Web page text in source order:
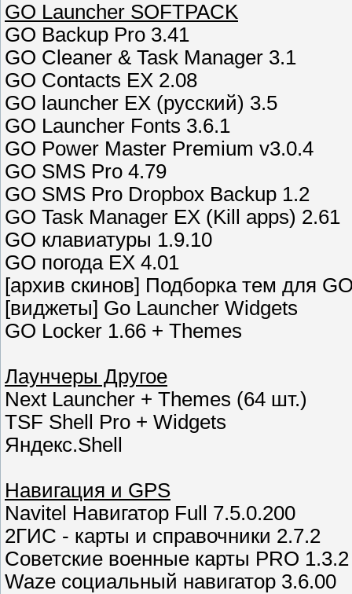
GO Launcher SOFTPACK
GO Backup Pro 3.41
GO Cleaner & Task Manager 3.1
GO Contacts EX 2.08
GO launcher EX (русский) 3.5
GO Launcher Fonts 3.6.1
GO Power Master Premium v3.0.4
GO SMS Pro 4.79
GO SMS Pro Dropbox Backup 1.2
GO Task Manager EX (Kill apps) 2.61
GO клавиатуры 1.9.10
GO погода EX 4.01
[архив скинов] Подборка тем для
[виджеты] Go Launcher Widgets
GO Locker 1.66 + Themes
Лаунчеры Другое
Next Launcher + Themes (64 шт.)
TSF Shell Pro + Widgets
Яндекс.Shell
Навигация и GPS
Navitel Навигатор Full 7.5.0.200
2ГИС - карты и справочники 2.7.2
Советские военные карты PRO 1.3.2
Waze социальный навигатор 3.6.00